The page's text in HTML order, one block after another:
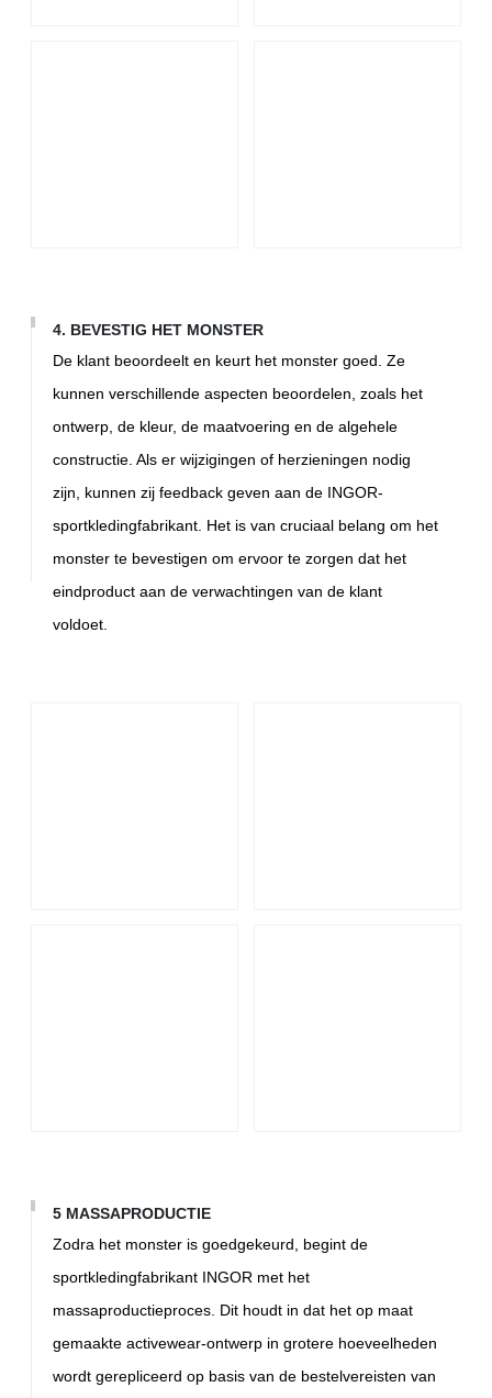
4. BEVESTIG HET MONSTER
De klant beoordeelt en keurt het monster goed. Ze
kunnen verschillende aspecten beoordelen, zoals het
ontwerp, de kleur, de maatvoering en de algehele
constructie. Als er wijzigingen of herzieningen nodig
zijn, kunnen zij feedback geven aan de INGOR-
sportkledingfabrikant. Het is van cruciaal belang om het
monster te bevestigen om ervoor te zorgen dat het
eindproduct aan de verwachtingen van de klant
voldoet.
5 MASSAPRODUCTIE
Zodra het monster is goedgekeurd, begint de
sportkledingfabrikant INGOR met het
massaproductieproces. Dit houdt in dat het op maat
gemaakte activewear-ontwerp in grotere hoeveelheden
wordt gerepliceerd op basis van de bestelvereisten van